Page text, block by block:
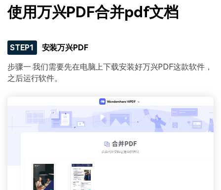
使用万兴PDF合并pdf文档
STEP1 安装万兴PDF
步骤一 我们需要先在电脑上下载安装好万兴PDF这款软件，
之后运行软件。